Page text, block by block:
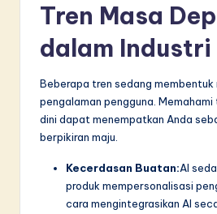
Tren Masa
dalam Industri
Beberapa tren sedang membentuk
pengalaman pengguna.
dini dapat menempatkan Anda
berpikiran maju.
Kecerdasan Buatan:AI
produk mempersonalisasi
cara mengintegrasikan AI